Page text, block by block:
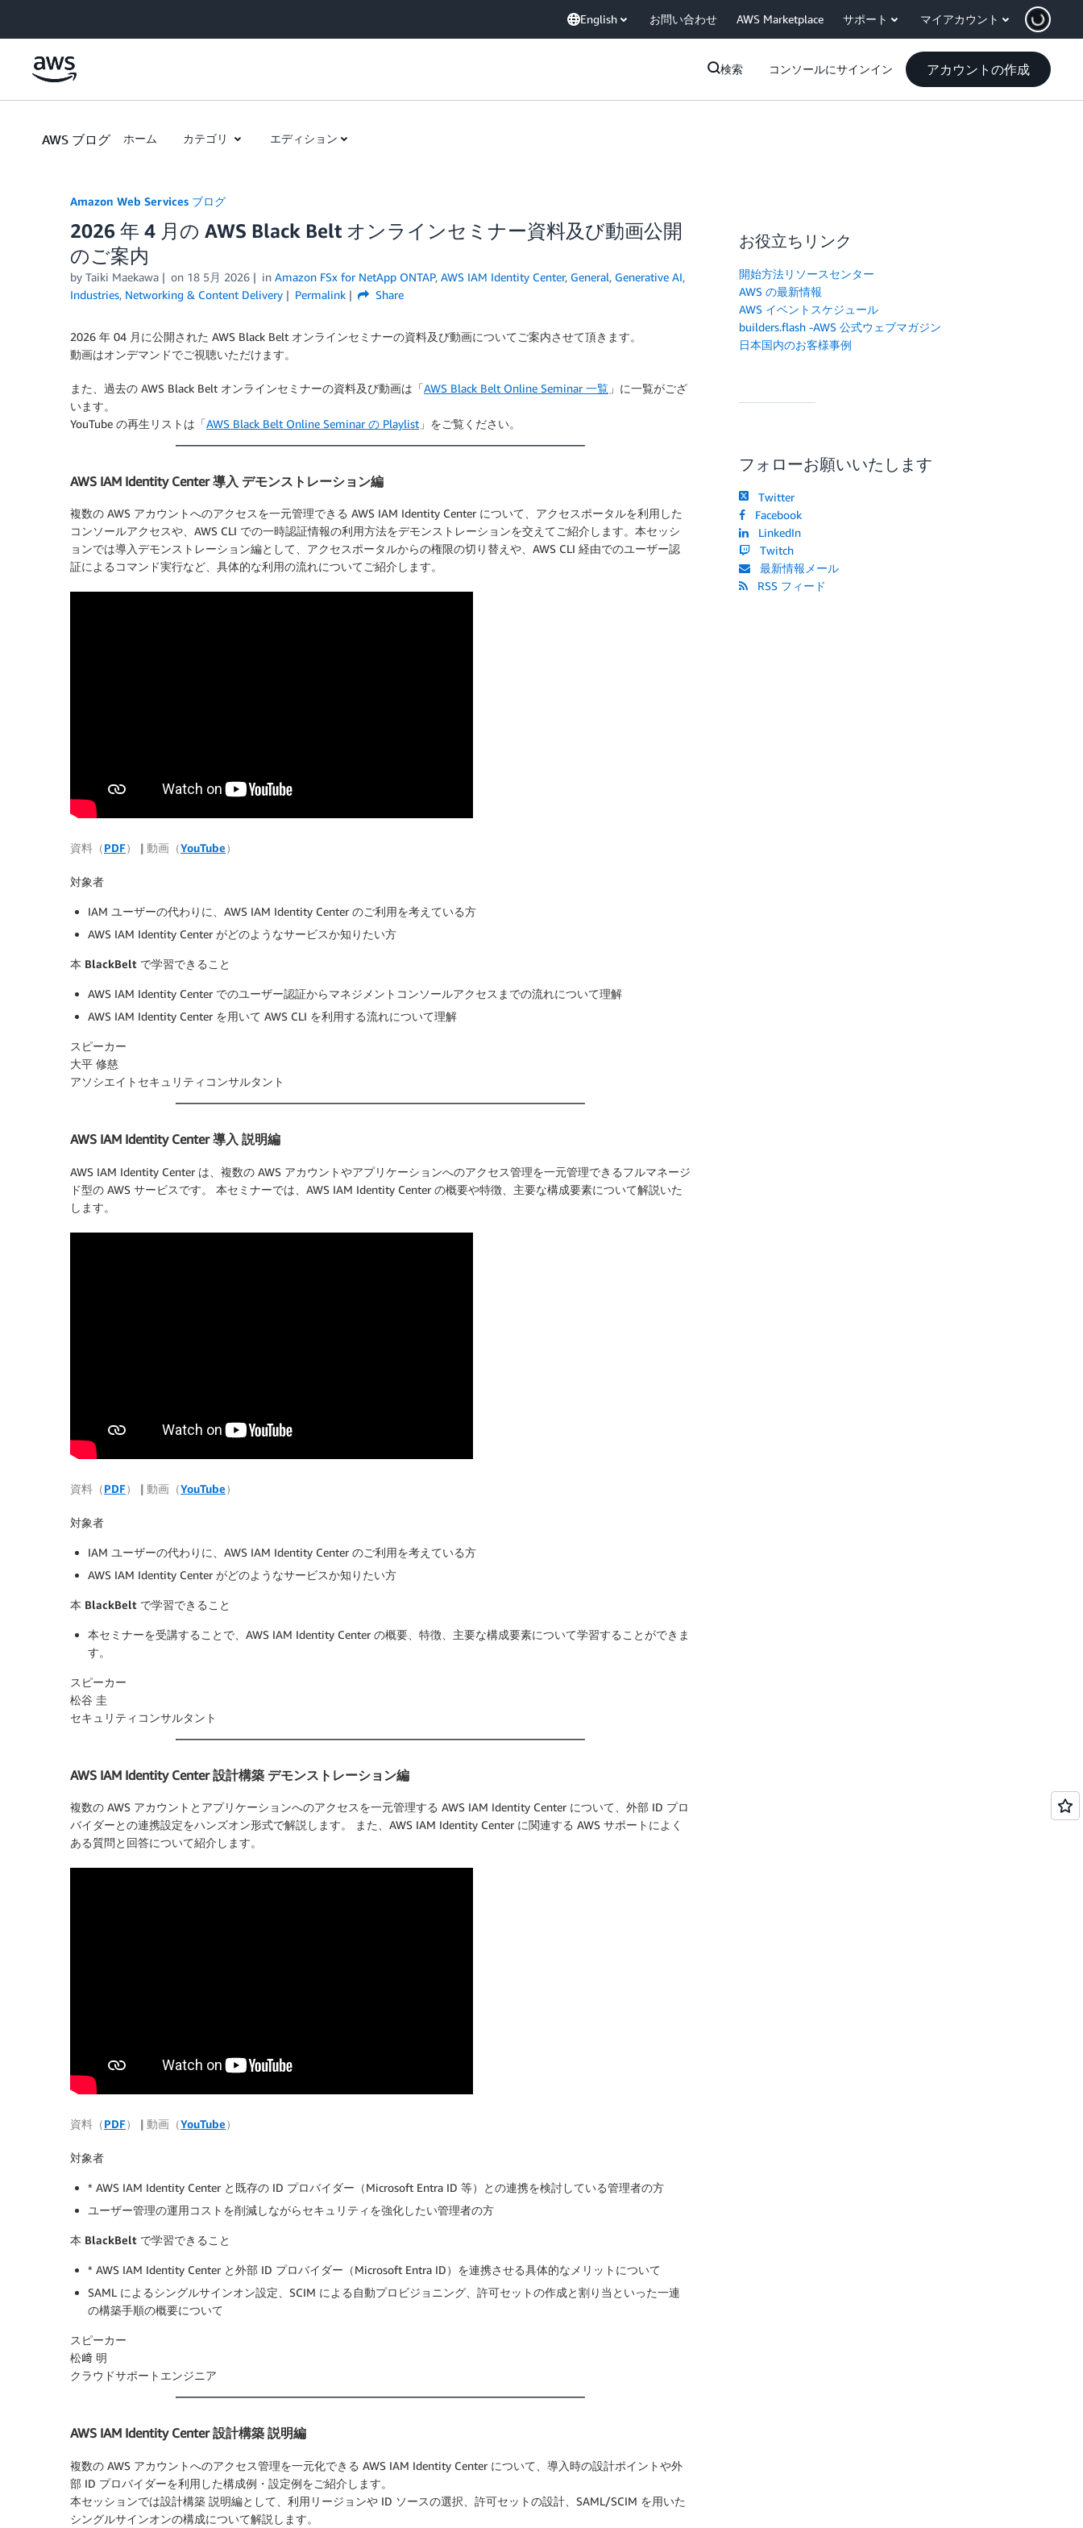
English お問い合わせ AWS Marketplace サポート マイアカウント
検索 コンソールにサインイン アカウントの作成
AWS ブログ ホーム カテゴリ エディション
Amazon Web Services ブログ
2026 年 4 月の AWS Black Belt オンラインセミナー資料及び動画公開
のご案内
by Taiki Maekawa on 18 5月 2026 in Amazon FSx for NetApp ONTAP, AWS IAM Identity Center, General, Generative AI,
Industries, Networking & Content Delivery Permalink Share
2026 年 04 月に公開された AWS Black Belt オンラインセミナーの資料及び動画についてご案内させて頂きます。
動画はオンデマンドでご視聴いただけます。
また、過去の AWS Black Belt オンラインセミナーの資料及び動画は「AWS Black Belt Online Seminar 一覧 」に一覧がござ
います。
YouTube の再生リストは「AWS Black Belt Online Seminar の Playlist 」をご覧ください。
AWS IAM Identity Center 導入 デモンストレーション編
複数の AWS アカウントへのアクセスを一元管理できる AWS IAM Identity Center について、アクセスポータルを利用した
コンソールアクセスや、AWS CLI での一時認証情報の利用方法をデモンストレーションを交えてご紹介します。本セッシ
ョンでは導入デモンストレーション編として、アクセスポータルからの権限の切り替えや、AWS CLI 経由でのユーザー認
証によるコマンド実行など、具体的な利用の流れについてご紹介します。
資料（PDF） | 動画（YouTube）
対象者
IAM ユーザーの代わりに、AWS IAM Identity Center のご利用を考えている方
AWS IAM Identity Center がどのようなサービスか知りたい方
本 BlackBelt で学習できること
AWS IAM Identity Center でのユーザー認証からマネジメントコンソールアクセスまでの流れについて理解
AWS IAM Identity Center を用いて AWS CLI を利用する流れについて理解
スピーカー
大平 修慈
アソシエイトセキュリティコンサルタント
AWS IAM Identity Center 導入 説明編
AWS IAM Identity Center は、複数の AWS アカウントやアプリケーションへのアクセス管理を一元管理できるフルマネージ
ド型の AWS サービスです。 本セミナーでは、AWS IAM Identity Center の概要や特徴、主要な構成要素について解説いた
します。
資料（PDF） | 動画（YouTube）
対象者
IAM ユーザーの代わりに、AWS IAM Identity Center のご利⽤を考えている⽅
AWS IAM Identity Center がどのようなサービスか知りたい⽅
本 BlackBelt で学習できること
本セミナーを受講することで、AWS IAM Identity Center の概要、特徴、主要な構成要素について学習することができま
す。
スピーカー
松谷 圭
セキュリティコンサルタント
AWS IAM Identity Center 設計構築 デモンストレーション編
複数の AWS アカウントとアプリケーションへのアクセスを一元管理する AWS IAM Identity Center について、外部 ID プロ
バイダーとの連携設定をハンズオン形式で解説します。 また、AWS IAM Identity Center に関連する AWS サポートによく
ある質問と回答について紹介します。
資料（PDF） | 動画（YouTube）
対象者
* AWS IAM Identity Center と既存の ID プロバイダー（Microsoft Entra ID 等）との連携を検討している管理者の方
ユーザー管理の運用コストを削減しながらセキュリティを強化したい管理者の方
本 BlackBelt で学習できること
* AWS IAM Identity Center と外部 ID プロバイダー（Microsoft Entra ID）を連携させる具体的なメリットについて
SAML によるシングルサインオン設定、SCIM による自動プロビジョニング、許可セットの作成と割り当といった一連
の構築手順の概要について
スピーカー
松﨑 明
クラウドサポートエンジニア
AWS IAM Identity Center 設計構築 説明編
複数の AWS アカウントへのアクセス管理を一元化できる AWS IAM Identity Center について、導入時の設計ポイントや外
部 ID プロバイダーを利用した構成例・設定例をご紹介します。
本セッションでは設計構築 説明編として、利用リージョンや ID ソースの選択、許可セットの設計、SAML/SCIM を用いた
シングルサインオンの構成について解説します。
お役立ちリンク
開始方法リソースセンター
AWS の最新情報
AWS イベントスケジュール
builders.flash -AWS 公式ウェブマガジン
日本国内のお客様事例
フォローお願いいたします
Twitter
Facebook
LinkedIn
Twitch
最新情報メール
RSS フィード